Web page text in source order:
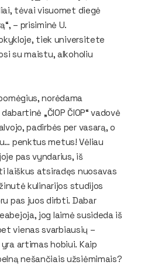
tėvai visuomet diegė
– prisiminė U.
tiek universitete
su maistu, alkoholiu
norėdama
„ČIOP ČIOP“ vadovė
padirbės per vasarą, o
penktus metus! Vėliau
pas vyndarius, iš
laiškus atsiradęs nuosavas
kulinarijos studijos
pas juos dirbti. Dabar
jog laimė susideda iš
vienas svarbiausių –
artimas hobiui. Kaip
nešančiais užsiėmimais?